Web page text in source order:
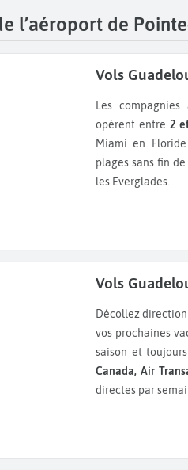
l’aéroport de
Vols
Les compagnies
opèrent entre 2
Miami en Floride
plages sans fin
les Everglades.
Vols
Décollez
vos prochaines
saison et
Canada, Air
directes par